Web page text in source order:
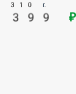
310 г.
399 ₽